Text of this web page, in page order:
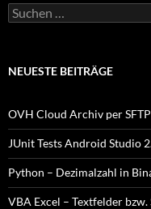
Suchen
nach:
NEUESTE BEITRÄGE
OVH Cloud Archiv per
JUnit Tests Android Studio
Python – Dezimalzahl in
VBA Excel – Textfelder bzw.